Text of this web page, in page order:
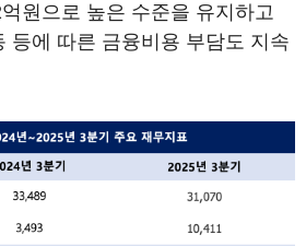
원으로 높은 수준을 유지하고
등에 따른 금융비용 부담도 지속